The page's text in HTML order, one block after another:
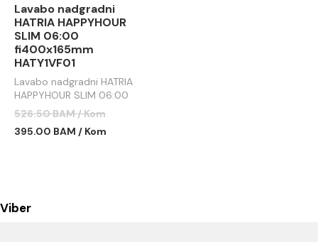
Lavabo nadgradni
HATRIA HAPPYHOUR
SLIM 06:00
fi400x165mm
HATY1VF01
Lavabo nadgradni HATRIA
HAPPYHOUR SLIM 06:00
fi400x165mm
526.50 BAM / Kom
395.00 BAM / Kom
Viber